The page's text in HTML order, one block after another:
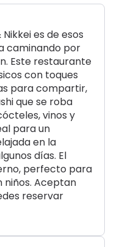
es de esos
caminando por
Este restaurante
con toques
para compartir,
que se roba
vinos y
para un
en la
días. El
perfecto para
niños. Aceptan
reservar